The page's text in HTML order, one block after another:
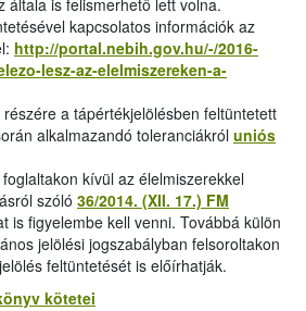
általa is felismerhető lett volna.
kapcsolatos információk az
http://portal.nebih.gov.hu/-/2016-
lesz-az-elelmiszereken-a-
a tápértékjelölésben feltüntetett
alkalmazandó toleranciákról uniós
kívül az élelmiszerekkel
szóló 36/2014. (XII. 17.) FM
is figyelembe kell venni. Továbbá külön
jelölési jogszabályban felsoroltakon
feltüntetését is előírhatják.
kötetei